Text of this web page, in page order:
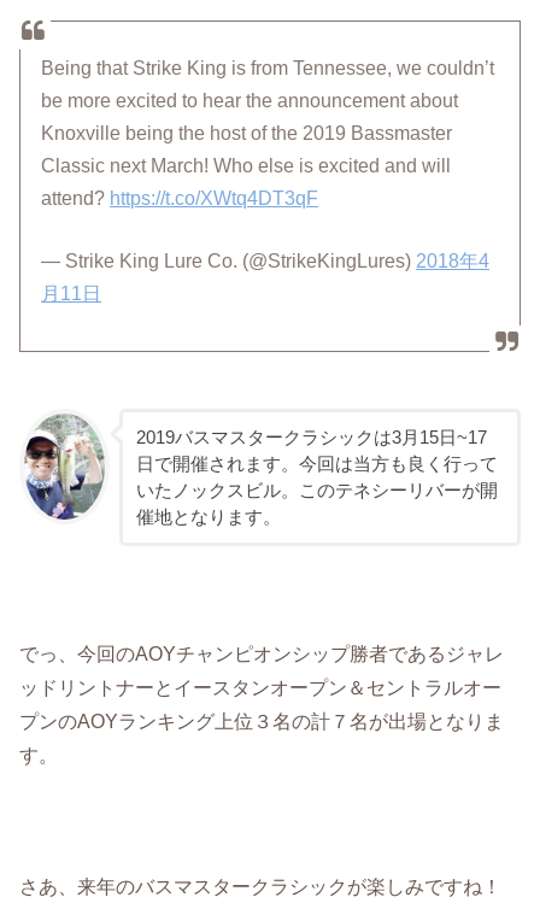
Being that Strike King is from Tennessee, we couldn’t
be more excited to hear the announcement about
Knoxville being the host of the 2019 Bassmaster
Classic next March! Who else is excited and will
attend? https://t.co/XWtq4DT3qF
— Strike King Lure Co. (@StrikeKingLures) 2018年4
月11日
2019バスマスタークラシックは3月15日~17
日で開催されます。今回は当方も良く行って
いたノックスビル。このテネシーリバーが開
催地となります。
でっ、今回のAOYチャンピオンシップ勝者であるジャレ
ッドリントナーとイースタンオープン＆セントラルオー
プンのAOYランキング上位３名の計７名が出場となりま
す。
さあ、来年のバスマスタークラシックが楽しみですね！